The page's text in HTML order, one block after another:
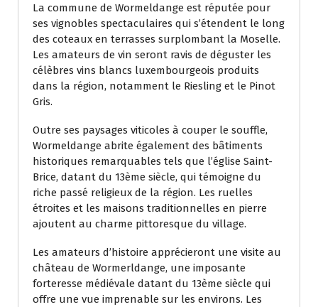
La commune de Wormeldange est réputée pour
ses vignobles spectaculaires qui s’étendent le long
des coteaux en terrasses surplombant la Moselle.
Les amateurs de vin seront ravis de déguster les
célèbres vins blancs luxembourgeois produits
dans la région, notamment le Riesling et le Pinot
Gris.
Outre ses paysages viticoles à couper le souffle,
Wormeldange abrite également des bâtiments
historiques remarquables tels que l’église Saint-
Brice, datant du 13ème siècle, qui témoigne du
riche passé religieux de la région. Les ruelles
étroites et les maisons traditionnelles en pierre
ajoutent au charme pittoresque du village.
Les amateurs d’histoire apprécieront une visite au
château de Wormerldange, une imposante
forteresse médiévale datant du 13ème siècle qui
offre une vue imprenable sur les environs. Les